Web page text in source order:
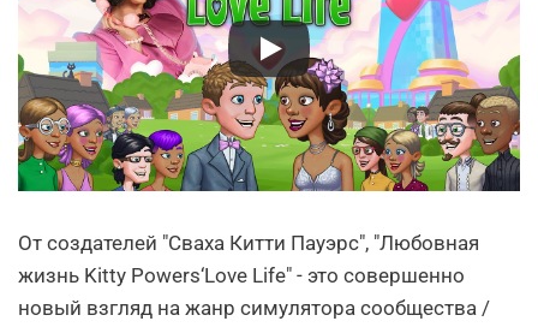
От создателей "Сваха Китти Пауэрс", "Любовная
жизнь Kitty Powers‘Love Life" - это совершенно
новый взгляд на жанр симулятора сообщества /